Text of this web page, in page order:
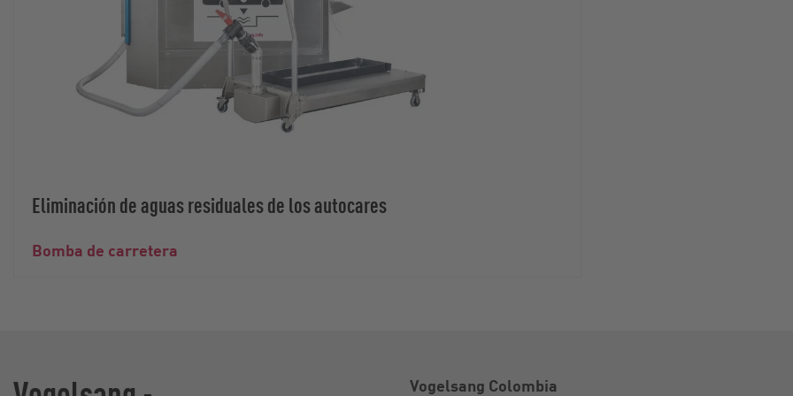
Eliminación de aguas residuales de los autocares
Bomba de carretera
Vogelsang Colombia